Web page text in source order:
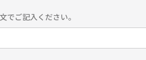
でご記入ください。